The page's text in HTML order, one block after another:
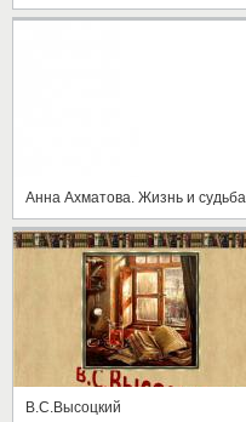
Анна Ахматова. Жизнь и судьба
В.С.Высоцкий